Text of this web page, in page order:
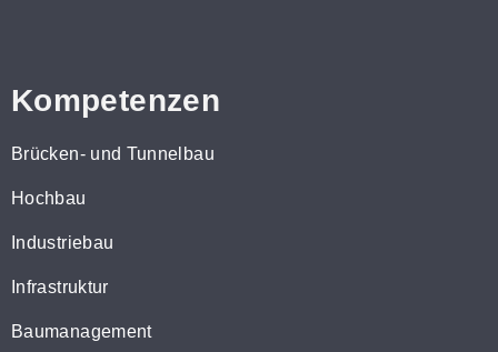
Kompetenzen
Brücken- und Tunnelbau
Hochbau
Industriebau
Infrastruktur
Baumanagement